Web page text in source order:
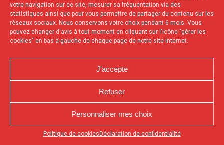
votre navigation sur ce site, mesurer sa fréquentation via des
statistiques ainsi que pour vous permettre de partager du contenu sur les
réseaux sociaux. Nous conservons votre choix pendant 6 mois. Vous
pouvez changer d'avis à tout moment en cliquant sur l'icône "gérer les
cookies" en bas à gauche de chaque page de notre site internet.
J'accepte
Refuser
Personnaliser mes choix
Politique de cookies Déclaration de confidentialité
Appuyez sur le bouton partager en bas de votre